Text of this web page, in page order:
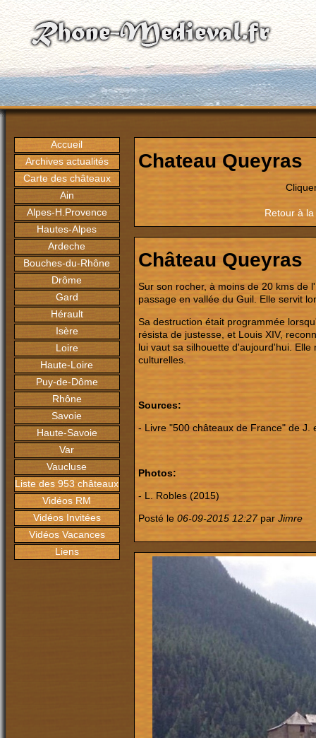
Accueil
Archives actualités
Carte des châteaux
Ain
Alpes-H.Provence
Hautes-Alpes
Ardeche
Bouches-du-Rhône
Drôme
Gard
Hérault
Isère
Loire
Haute-Loire
Puy-de-Dôme
Rhône
Savoie
Haute-Savoie
Var
Vaucluse
Liste des 953 châteaux
Vidéos RM
Vidéos Invitées
Vidéos Vacances
Liens
Chateau Queyras
Retour à
Château Queyras
Sur son rocher, à moins de 20 kms de
passage en vallée du Guil. Elle servit
Sa destruction était programmée
résista de justesse, et Louis XIV,
lui vaut sa silhouette d'aujourd'hui.
culturelles.
Sources:
- Livre "500 châteaux de France" de J.
Photos:
- L. Robles (2015)
Posté le 06-09-2015 12:27par Jimre